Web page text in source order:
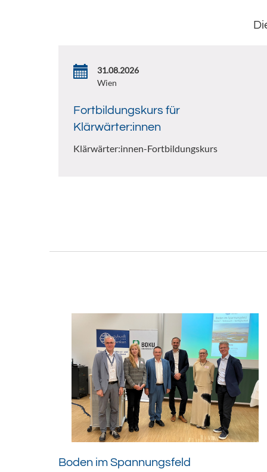
31.08.2026
Wien
Fortbildungskurs für
Klärwärter:innen
Klärwärter:innen-Fortbildungskurs
Boden im Spannungsfeld